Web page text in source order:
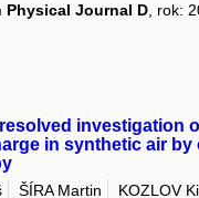
Physical Journal D, rok:
investigation
in synthetic air
ŠÍRA Martin KOZLOV